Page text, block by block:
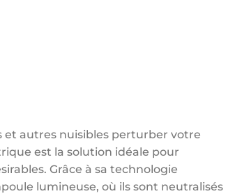
et autres nuisibles perturber votre
est la solution idéale pour
Grâce à sa technologie
lumineuse, où ils sont neutralisés